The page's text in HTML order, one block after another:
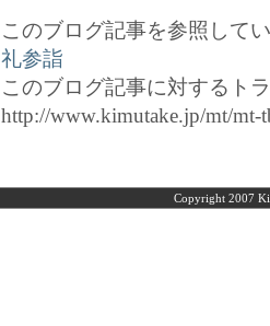
このブログ記事を参照して
礼参詣
このブログ記事に対するト
http://www.kimutake.jp/mt/mt-
Copyright 2007